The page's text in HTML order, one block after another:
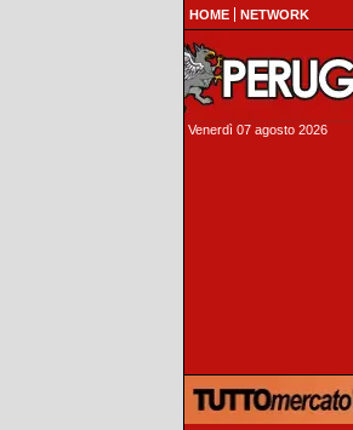
HOME NETWORK
Venerdì 07 agosto 2026